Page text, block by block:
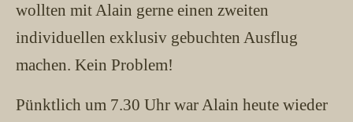
wollten mit Alain gerne einen zweiten
individuellen exklusiv gebuchten Ausflug
machen. Kein Problem!
Pünktlich um 7.30 Uhr war Alain heute wieder